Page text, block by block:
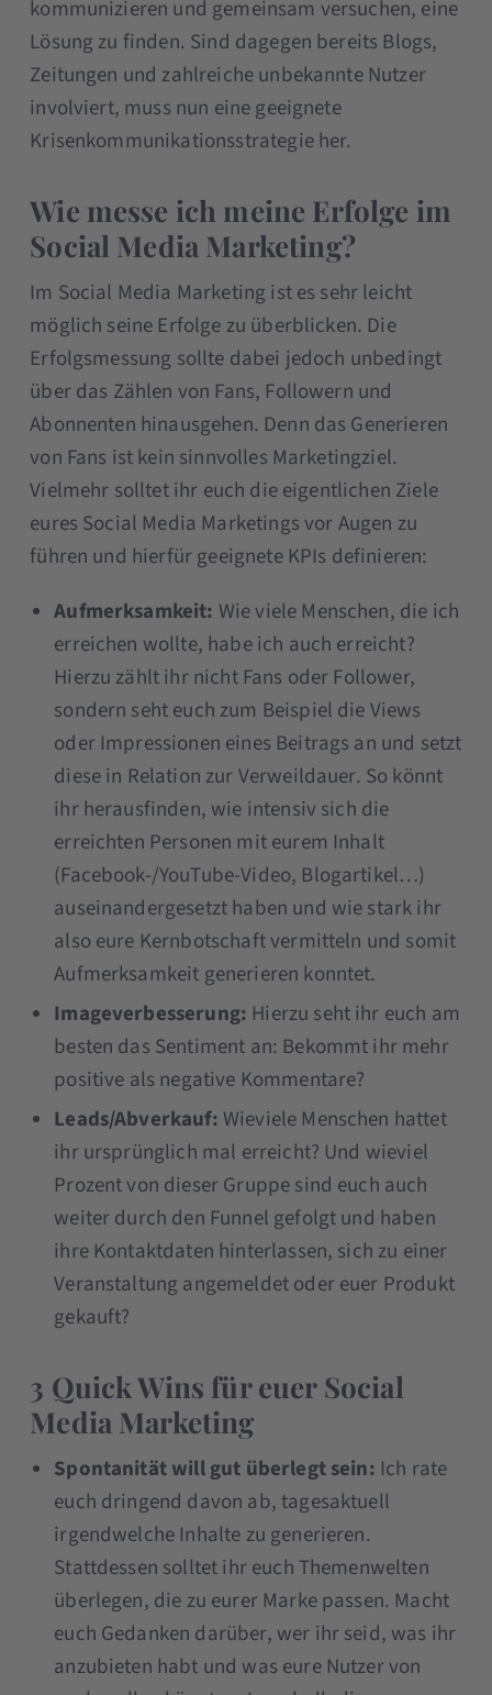
kommunizieren und gemeinsam versuchen, eine
Lösung zu finden. Sind dagegen bereits Blogs,
Zeitungen und zahlreiche unbekannte Nutzer
involviert, muss nun eine geeignete
Krisenkommunikationsstrategie her.
Wie messe ich meine Erfolge im
Social Media Marketing?
Im Social Media Marketing ist es sehr leicht
möglich seine Erfolge zu überblicken. Die
Erfolgsmessung sollte dabei jedoch unbedingt
über das Zählen von Fans, Followern und
Abonnenten hinausgehen. Denn das Generieren
von Fans ist kein sinnvolles Marketingziel.
Vielmehr solltet ihr euch die eigentlichen Ziele
eures Social Media Marketings vor Augen zu
führen und hierfür geeignete KPIs definieren:
Aufmerksamkeit: Wie viele Menschen, die ich
erreichen wollte, habe ich auch erreicht?
Hierzu zählt ihr nicht Fans oder Follower,
sondern seht euch zum Beispiel die Views
oder Impressionen eines Beitrags an und setzt
diese in Relation zur Verweildauer. So könnt
ihr herausfinden, wie intensiv sich die
erreichten Personen mit eurem Inhalt
(Facebook-/YouTube-Video, Blogartikel…)
auseinandergesetzt haben und wie stark ihr
also eure Kernbotschaft vermitteln und somit
Aufmerksamkeit generieren konntet.
Imageverbesserung: Hierzu seht ihr euch am
besten das Sentiment an: Bekommt ihr mehr
positive als negative Kommentare?
Leads/Abverkauf:Wieviele Menschen hattet
ihr ursprünglich mal erreicht? Und wieviel
Prozent von dieser Gruppe sind euch auch
weiter durch den Funnel gefolgt und haben
ihre Kontaktdaten hinterlassen, sich zu einer
Veranstaltung angemeldet oder euer Produkt
gekauft?
3 Quick Wins für euer Social
Media Marketing
Spontanität will gut überlegt sein: Ich rate
euch dringend davon ab, tagesaktuell
irgendwelche Inhalte zu generieren.
Stattdessen solltet ihr euch Themenwelten
überlegen, die zu eurer Marke passen. Macht
euch Gedanken darüber, wer ihr seid, was ihr
anzubieten habt und was eure Nutzer von